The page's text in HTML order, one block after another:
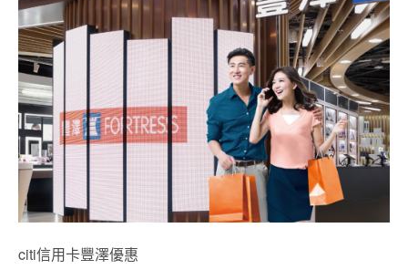
citi信用卡豐澤優惠